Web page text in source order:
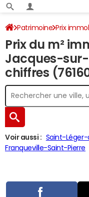
Patrimoine Prix
Saint-Jacques-sur-
Prix du m²
Jacques-sur-
chiffres
Voir aussi : Saint-
Franqueville-Saint-Pierre